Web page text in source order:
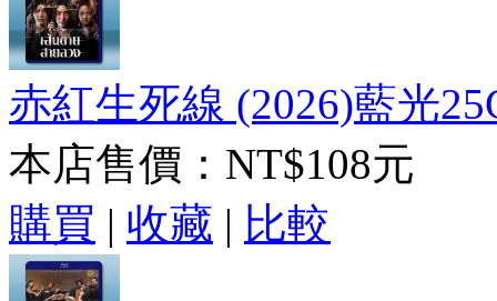
赤紅生死線 (2026)藍光
本店售價： NT$108元
購買 | 收藏 | 比較